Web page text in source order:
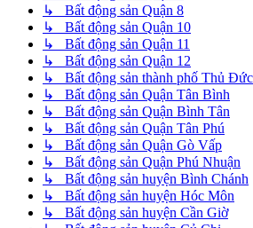
↳ Bất động sản Quận 8
↳ Bất động sản Quận 10
↳ Bất động sản Quận 11
↳ Bất động sản Quận 12
↳ Bất động sản thành phố Thủ Đức
↳ Bất động sản Quận Tân Bình
↳ Bất động sản Quận Bình Tân
↳ Bất động sản Quận Tân Phú
↳ Bất động sản Quận Gò Vấp
↳ Bất động sản Quận Phú Nhuận
↳ Bất động sản huyện Bình Chánh
↳ Bất động sản huyện Hóc Môn
↳ Bất động sản huyện Cần Giờ